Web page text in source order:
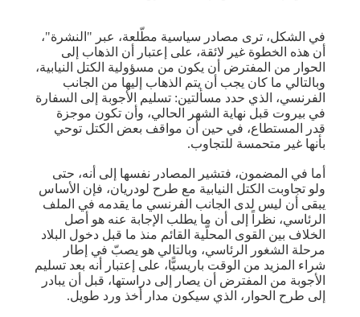
في الشكل، ترى مصادر سياسية مطّلعة، عبر "النشرة"،
أن هذه الخطوة غير لائقة، على إعتبار أن الذهاب إلى
الحوار من المفترض أن يكون من مسؤولية ​الكتل النيابية​،
وبالتالي ما كان يجب أن يتم الذهاب إليها من الجانب
الفرنسي، الذي حدد مسألتين: تسليم الأجوبة إلى السفارة
في بيروت قبل نهاية الشهر الحالي، وأن تكون موجزة
قدر المستطاع، في حين أن مواقف بعض الكتل توحي
بأنها غير متحمسة للتجاوب.
أما في المضمون، فتشير المصادر نفسها إلى أنه، حتى
ولو تجاوبت الكتل النيابية مع طرح لودريان، فإن الأساس
يبقى أن ليس لدى الجانب الفرنسي ما يقدمه في الملف
الرئاسي، نظراً إلى أن ما يطلب الإجابة عنه هو أصل
الخلاف بين القوى المحلّية القائم منذ ما قبل دخول البلاد
مرحلة الشغور الرئاسي، وبالتالي هو يصبّ في إطار
شراء المزيد من الوقت باريسيًّا، على إعتبار أنه بعد تسليم
الأجوبة من المفترض أن يصار إلى دراستها، قبل أن يبادر
إلى طرح الحوار، الذي سيكون مدار أخذ ورد طويل.